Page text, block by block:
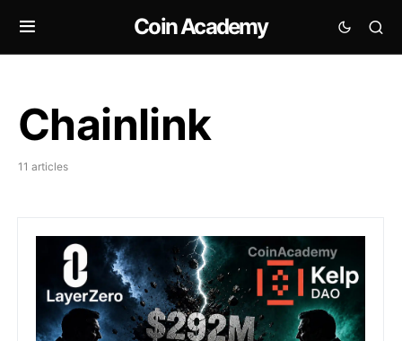
Coin Academy
Chainlink
11 articles
Kelp accuse LayerZero d’avoir validé la